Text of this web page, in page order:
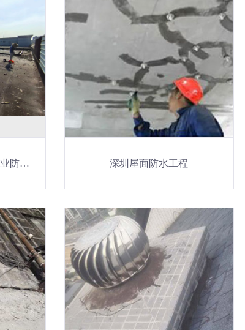
深圳屋面裂缝防水补漏，专业防水补漏，防水工程施工 深圳屋面防水工程